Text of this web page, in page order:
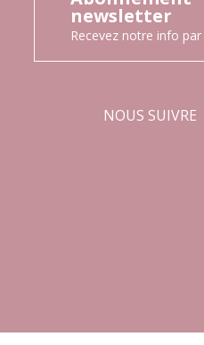
newsletter
Recevez notre info
NOUS SUIVRE